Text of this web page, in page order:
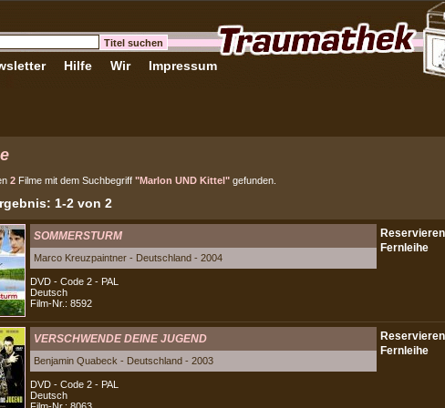
Hilfe Wir Impressum
2 Filme mit dem Suchbegriff "Marlon UND Kittel" gefunden.
1-2 von 2
SOMMERSTURM
Marco Kreuzpaintner - Deutschland - 2004
DVD - Code 2 - PAL
Deutsch
Film-Nr.: 8592
VERSCHWENDE DEINE JUGEND
Benjamin Quabeck - Deutschland - 2003
DVD - Code 2 - PAL
Deutsch